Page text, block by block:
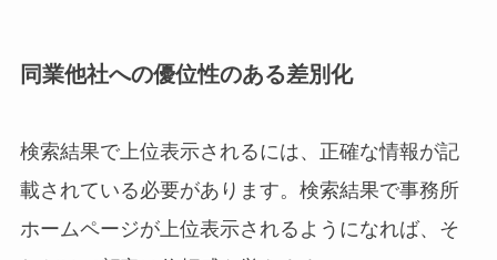
同業他社への優位性のある差別化
検索結果で上位表示されるには、正確な情報が記
載されている必要があります。検索結果で事務所
ホームページが上位表示されるようになれば、そ